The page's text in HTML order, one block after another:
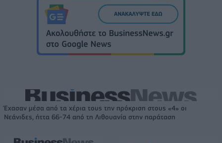
Έχασαν μέσα από τα χέρια τους την πρόκριση στους «4» οι
Νεάνιδες, ήττα 66-74 από τη Λιθουανία στην παράταση